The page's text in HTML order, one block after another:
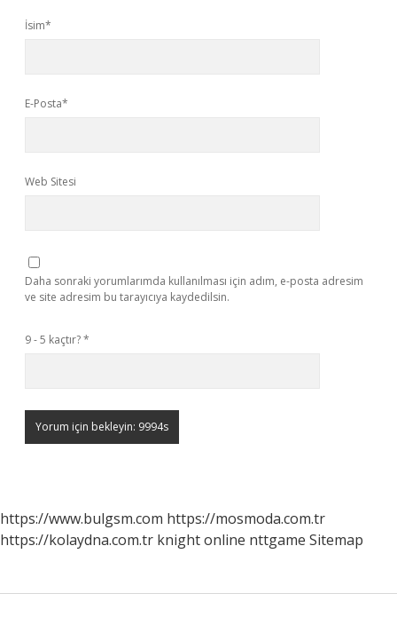
İsim*
E-Posta*
Web Sitesi
Daha sonraki yorumlarımda kullanılması için adım, e-posta adresim
ve site adresim bu tarayıcıya kaydedilsin.
9 - 5 kaçtır?*
https://www.bulgsm.com https://mosmoda.com.tr
https://kolaydna.com.tr knight online nttgame Sitemap